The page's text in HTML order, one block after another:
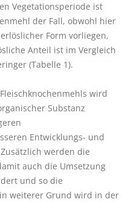
Vegetationsperiode ist
der Fall, obwohl hier
Form vorliegen,
Anteil ist im Vergleich
(Tabelle 1).
wird
Substanz
Entwicklungs- und
werden die
auch die Umsetzung
und so die
weiterer Grund wird in der